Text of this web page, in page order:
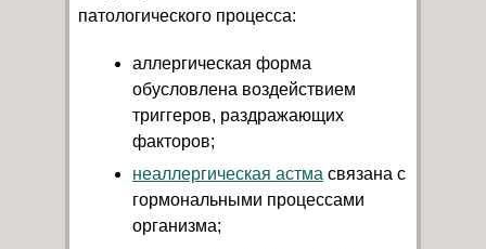
патологического процесса:
аллергическая форма
обусловлена воздействием
триггеров, раздражающих
факторов;
неаллергическая астма связана с
гормональными процессами
организма;